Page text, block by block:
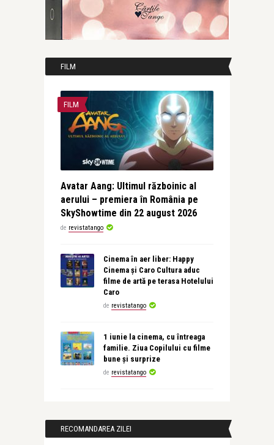
FILM
FILM
Avatar Aang: Ultimul războinic al
aerului – premiera în România pe
SkyShowtime din 22 august 2026
de revistatango
Cinema în aer liber: Happy
Cinema și Caro Cultura aduc
filme de artă pe terasa Hotelului
Caro
de revistatango
1 iunie la cinema, cu întreaga
familie. Ziua Copilului cu filme
bune și surprize
de revistatango
RECOMANDAREA ZILEI